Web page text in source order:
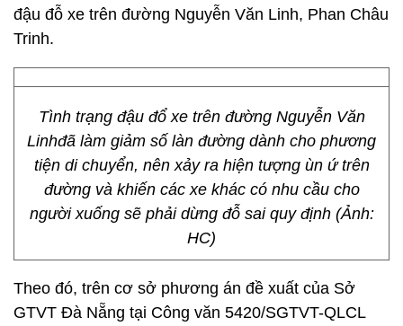
đậu đỗ xe trên đường Nguyễn Văn Linh, Phan Châu
Trinh.
Tình trạng đậu đổ xe trên đường Nguyễn Văn
Linhđã làm giảm số làn đường dành cho phương
tiện di chuyển, nên xảy ra hiện tượng ùn ứ trên
đường và khiến các xe khác có nhu cầu cho
người xuống sẽ phải dừng đỗ sai quy định (Ảnh:
HC)
Theo đó, trên cơ sở phương án đề xuất của Sở
GTVT Đà Nẵng tại Công văn 5420/SGTVT-QLCL